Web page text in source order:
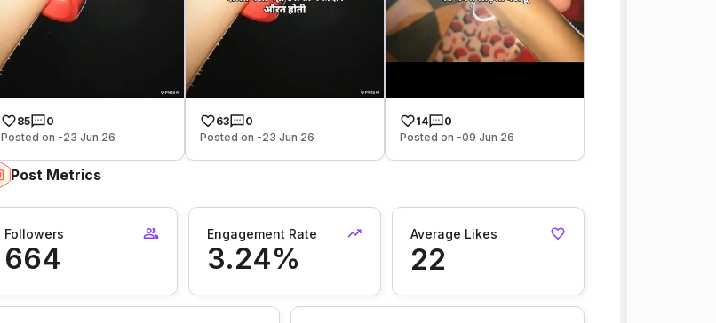
85
0
Posted on -23 Jun 26
63
0
Posted on -23 Jun 26
14
0
Posted on -09 Jun 26
Post Metrics
Followers
664
Engagement Rate
3.24%
Average Likes
22